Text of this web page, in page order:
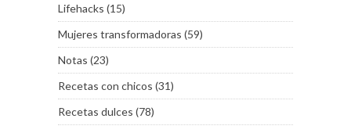
Lifehacks (15)
Mujeres transformadoras (59)
Notas (23)
Recetas con chicos (31)
Recetas dulces (78)